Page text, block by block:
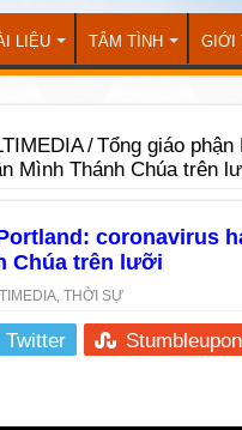
LIỆU TÂM TÌNH GIỚI
/Tổng giáo
Mình Thánh Chúa trên
coronavirus
Chúa trên lưỡi
, THỜI SỰ
Twitter Stumbleupon